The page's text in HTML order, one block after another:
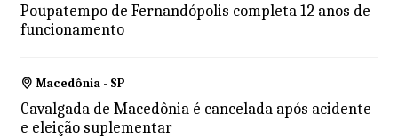
Poupatempo de Fernandópolis completa 12 anos de
funcionamento
Macedônia - SP
Cavalgada de Macedônia é cancelada após acidente
e eleição suplementar